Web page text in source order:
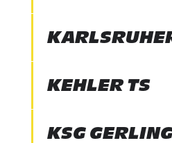
KEHLER TS
KSG